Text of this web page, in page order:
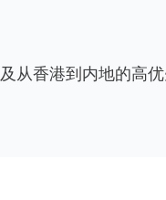
从香港到内地的高